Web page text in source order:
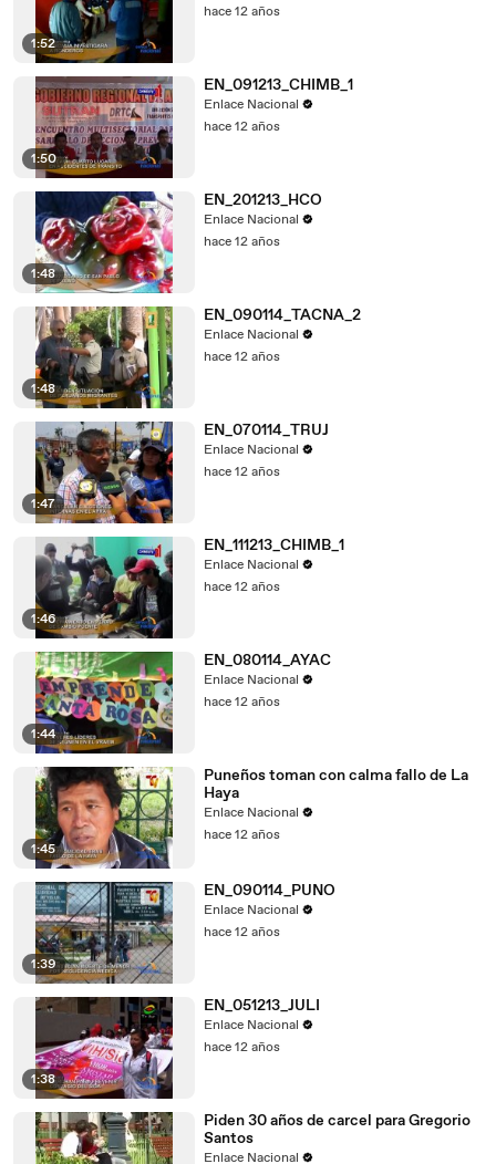
1:52
hace 12 años
1:50
EN_091213_CHIMB_1
Enlace Nacional
hace 12 años
1:48
EN_201213_HCO
Enlace Nacional
hace 12 años
1:48
EN_090114_TACNA_2
Enlace Nacional
hace 12 años
1:47
EN_070114_TRUJ
Enlace Nacional
hace 12 años
1:46
EN_111213_CHIMB_1
Enlace Nacional
hace 12 años
1:44
EN_080114_AYAC
Enlace Nacional
hace 12 años
1:45
Puneños toman con calma fallo de La
Haya
Enlace Nacional
hace 12 años
1:39
EN_090114_PUNO
Enlace Nacional
hace 12 años
1:38
EN_051213_JULI
Enlace Nacional
hace 12 años
Piden 30 años de carcel para Gregorio
Santos
Enlace Nacional